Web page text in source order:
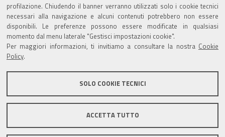
profilazione. Chiudendo il banner verranno utilizzati solo i cookie tecnici
necessari alla navigazione e alcuni contenuti potrebbero non essere
disponibili. Le preferenze possono essere modificate in qualsiasi
momento dal menu laterale "Gestisci impostazioni cookie".
Per maggiori informazioni, ti invitiamo a consultare la nostra Cookie
Policy
SOLO COOKIE TECNICI
ACCETTA TUTTO
TRASPARENZA
Amministrazione trasparente
Statistiche Web del sito (fonte Web Analytics Italia)
Contatti
Mappa del sito Privacy policy
Note legali
Dichiarazione di accessibilità
Area riservata